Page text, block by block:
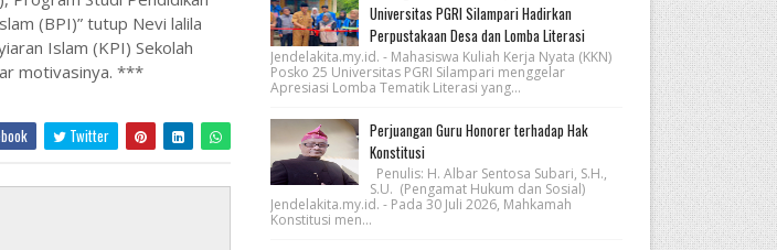
(BPI)” tutup Nevi lalila
Islam (KPI) Sekolah
motivasinya. ***
Twitter
Universitas PGRI Silampari Hadirkan
Perpustakaan Desa dan Lomba Literasi
Jendelakita.my.id. - Mahasiswa Kuliah Kerja Nyata (KKN)
Posko 25 Universitas PGRI Silampari menggelar
Apresiasi Lomba Tematik Literasi yang...
Perjuangan Guru Honorer terhadap Hak
Konstitusi
Penulis: H. Albar Sentosa Subari, S.H.,
S.U. (Pengamat Hukum dan Sosial)
Jendelakita.my.id. - Pada 30 Juli 2026, Mahkamah
Konstitusi men...